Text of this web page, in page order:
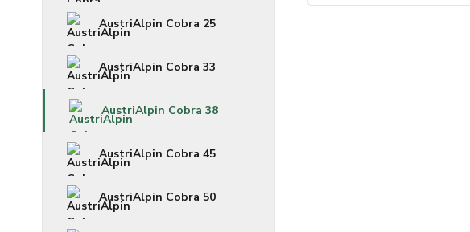
AustriAlpin Cobra 25
AustriAlpin Cobra 33
AustriAlpin Cobra 38
AustriAlpin Cobra 45
AustriAlpin Cobra 50